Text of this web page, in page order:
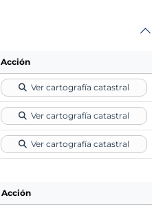
Acción
Ver cartografía catastral
Ver cartografía catastral
Ver cartografía catastral
Acción